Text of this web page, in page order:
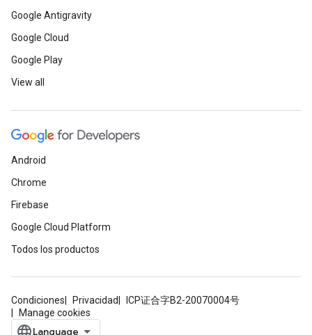
Google Antigravity
Google Cloud
Google Play
View all
Android
Chrome
Firebase
Google Cloud Platform
Todos los productos
Condiciones Privacidad
ICP证合字B2-20070004号
Manage cookies